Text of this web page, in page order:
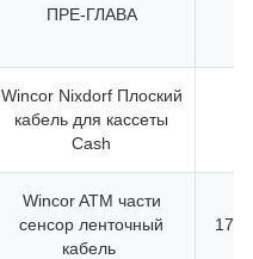
ПРЕ-ГЛАВА
Wincor Nixdorf Плоский
кабель для кассеты
Cash
Wincor ATM части
сенсор ленточный
кабель